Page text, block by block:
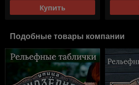
Купить
Подобные товары компании